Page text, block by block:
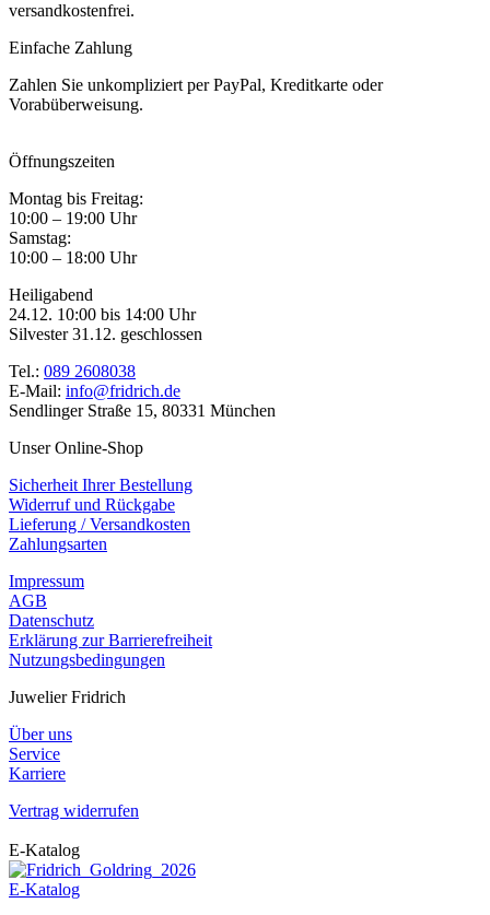
versandkostenfrei.
Einfache Zahlung
Zahlen Sie unkompliziert per PayPal, Kreditkarte oder
Vorabüberweisung.
Öffnungszeiten
Montag bis Freitag:
10:00 – 19:00 Uhr
Samstag:
10:00 – 18:00 Uhr
Heiligabend
24.12. 10:00 bis 14:00 Uhr
Silvester 31.12. geschlossen
Tel.: 089 2608038
E-Mail: info@fridrich.de
Sendlinger Straße 15, 80331 München
Unser Online-Shop
Sicherheit Ihrer Bestellung
Widerruf und Rückgabe
Lieferung / Versandkosten
Zahlungsarten
Impressum
AGB
Datenschutz
Erklärung zur Barrierefreiheit
Nutzungsbedingungen
Juwelier Fridrich
Über uns
Service
Karriere
Vertrag widerrufen
E-Katalog
E-Katalog